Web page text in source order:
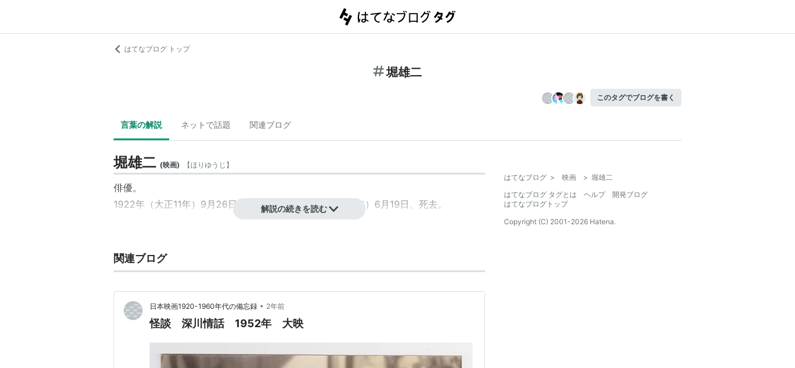
はてなブログ トップ
堀雄二
このタグでブログを書く
言葉の解説 ネットで話題 関連ブログ
堀雄二 (映画) 【ほりゆうじ 】
俳優。
1922年（大正11年）9月26日、生まれ。1979年（昭和54年）6月19日、死去。
解説の続きを読む
関連ブログ
日本映画1920-1960年代の備忘録 • 2年前
怪談 深川情話 1952年 大映
はてなブログ > 映画 > 堀雄二
はてなブログ タグとは
ヘルプ
開発ブログ
はてなブログトップ
Copyright (C) 2001-2026 Hatena.